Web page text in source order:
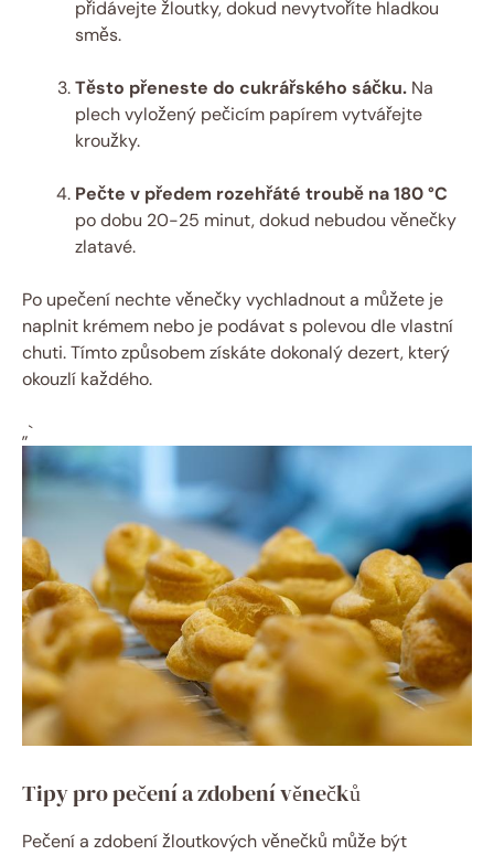
přidávejte žloutky, dokud nevytvoříte hladkou
směs.
Těsto přeneste do cukrářského sáčku. Na
plech vyložený pečicím papírem vytvářejte
kroužky.
Pečte v předem rozehřáté troubě na 180 °C
po dobu 20-25 minut, dokud nebudou věnečky
zlatavé.
Po upečení nechte věnečky vychladnout a můžete je
naplnit krémem nebo je podávat s polevou dle vlastní
chuti. Tímto způsobem získáte dokonalý dezert, který
okouzlí každého.
„`
Tipy pro pečení a zdobení věnečků
Pečení a zdobení žloutkových věnečků může být